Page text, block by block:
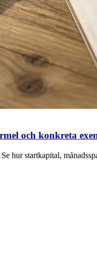
och konkreta
hur startkapital,